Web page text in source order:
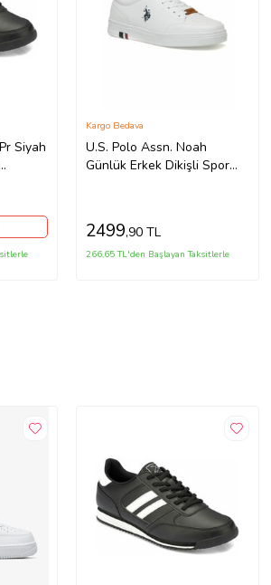
Siyah
U.S. Polo Assn. Noah
Günlük Erkek Dikişli Spor
Kargo Bedava
2499,90 TL
266,65 TL'den Başlayan Taksitlerle